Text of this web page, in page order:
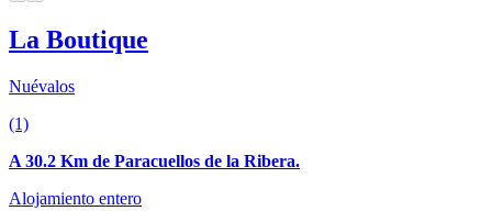
La Boutique
Nuévalos
(1)
A 30.2 Km de Paracuellos de la Ribera.
Alojamiento entero